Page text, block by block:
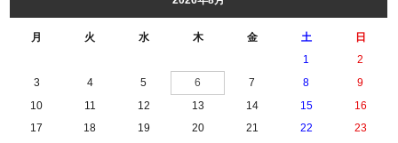
月 火 水 木 金 土 日
1
2
3
4 5 6 7 8
9
10
11 12 13 14 15
16
17
18 19 20 21 22
23